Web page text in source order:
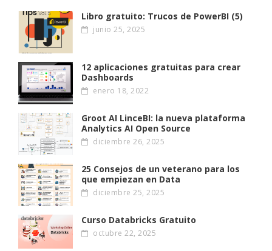
Libro gratuito: Trucos de PowerBI (5)
junio 25, 2025
12 aplicaciones gratuitas para crear
Dashboards
enero 18, 2022
Groot AI LinceBI: la nueva plataforma
Analytics AI Open Source
diciembre 26, 2025
25 Consejos de un veterano para los
que empiezan en Data
diciembre 25, 2025
Curso Databricks Gratuito
octubre 22, 2025